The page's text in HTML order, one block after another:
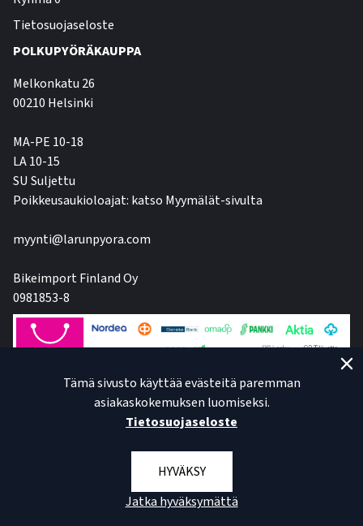
Tietosuojaseloste
POLKUPYÖRÄKAUPPA
Melkonkatu 26
00210 Helsinki
MA-PE 10-18
LA 10-15
SU Suljettu
Poikkeusaukioloajat: katso Myymälät-sivulta
myynti@larunpyora.com
Bikeimport Finland Oy
0981853-8
Tämä sivusto käyttää evästeitä paremman
asiakaskokemuksen luomiseksi.
Tietosuojaseloste
HYVÄKSY
Jatka hyväksymättä